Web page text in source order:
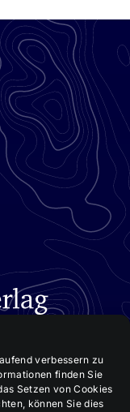
verbessern zu
finden Sie
Setzen von Cookies
können Sie dies